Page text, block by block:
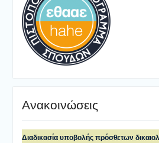
Ανακοινώσεις
Διαδικασία υποβολής πρόσθετων